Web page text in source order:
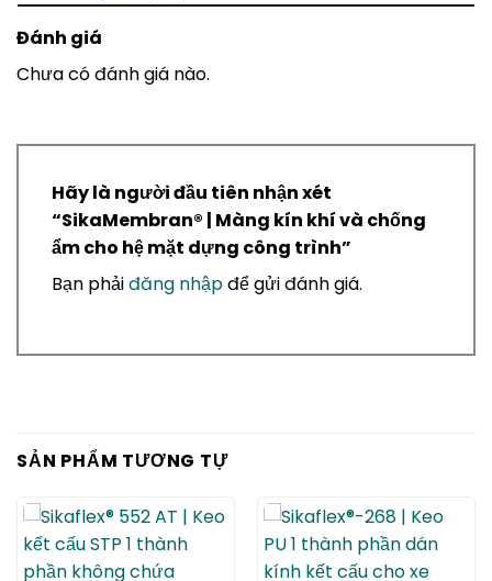
Đánh giá
Chưa có đánh giá nào.
Hãy là người đầu tiên nhận xét
“SikaMembran® | Màng kín khí và chống
ẩm cho hệ mặt dựng công trình”
Bạn phảiđăng nhậpđể gửi đánh giá.
SẢN PHẨM TƯƠNG TỰ